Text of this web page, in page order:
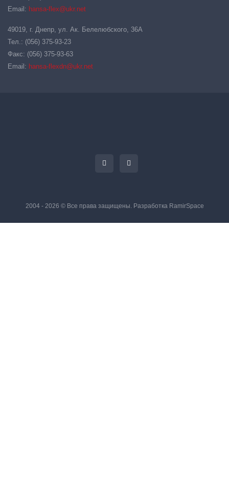
Email: hansa-flex@ukr.net
49019, г. Днепр, ул. Ак. Белелюбского, 36А
Тел.: (056) 375-93-23
Факс: (056) 375-93-63
Email: hansa-flexdn@ukr.net
2004 - 2026 © Все права защищены. Разработка RamirSpace